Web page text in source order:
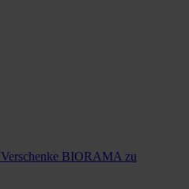
Verschenke BIORAMA zu